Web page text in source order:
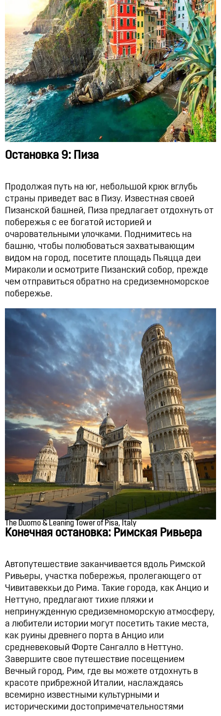
Остановка 9: Пиза
Продолжая путь на юг, небольшой крюк вглубь
страны приведет вас в Пизу. Известная своей
Пизанской башней, Пиза предлагает отдохнуть от
побережья с ее богатой историей и
очаровательными улочками. Поднимитесь на
башню, чтобы полюбоваться захватывающим
видом на город, посетите площадь Пьяцца деи
Мираколи и осмотрите Пизанский собор, прежде
чем отправиться обратно на средиземноморское
побережье.
The Duomo & Leaning Tower of Pisa, Italy
Конечная остановка: Римская Ривьера
Автопутешествие заканчивается вдоль Римской
Ривьеры, участка побережья, пролегающего от
Чивитавеккьи до Рима. Такие города, как Анцио и
Неттуно, предлагают тихие пляжи и
непринужденную средиземноморскую атмосферу,
а любители истории могут посетить такие места,
как руины древнего порта в Анцио или
средневековый Форте Сангалло в Неттуно.
Завершите свое путешествие посещением
Вечный город, Рим, где вы можете отдохнуть в
красоте прибрежной Италии, наслаждаясь
всемирно известными культурными и
историческими достопримечательностями